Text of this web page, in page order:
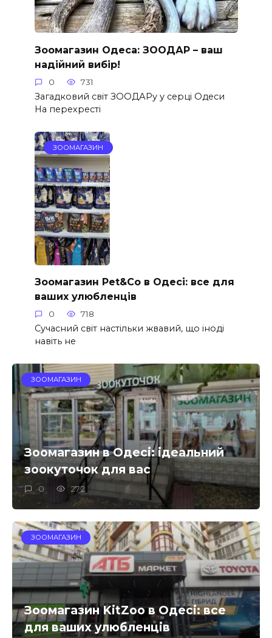
Зоомагазин Одеса: ЗООДАР – ваш
надійний вибір!
0 731
Загадковий світ ЗООДАРу у серці Одеси
На перехресті
ЗООМАГАЗИН
Зоомагазин Pet&Co в Одесі: все для
ваших улюбленців
0 718
Сучасний світ настільки жвавий, що іноді
навіть не
ЗООМАГАЗИН
Зоомагазин в Одесі: ідеальний
зоокуточок для вас
0 272
ЗООМАГАЗИН
Зоомагазин KitZoo в Одесі: все
для ваших улюбленців